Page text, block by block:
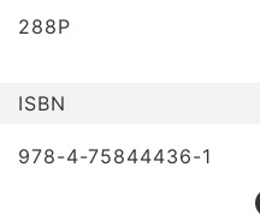
288P
ISBN
978-4-75844436-1